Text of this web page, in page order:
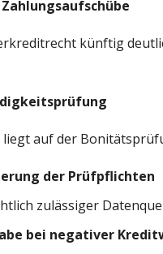
Zahlungsaufschübe
künftig
auf der
der Prüfpflichten
zulässiger
bei negativer